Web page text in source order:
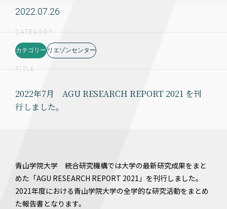
2022.07.26
CATEGORY
カテゴリー リエゾンセンター
TITLE
2022年7月 AGU RESEARCH REPORT 2021 を刊
行しました。
青山学院大学 統合研究機構では大学の最新研究成果をまと
めた「AGU RESEARCH REPORT 2021」を刊行しました。
2021年度における青山学院大学の全学的な研究活動をまとめ
た報告書となります。